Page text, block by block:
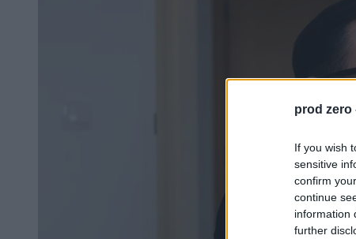
prod zero
If you wish
sensitive
confirm
continue
information
further